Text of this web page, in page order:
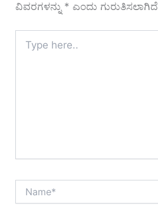
ವಿವರಗಳನ್ನು * ಎಂದು ಗುರುತಿಸಲಾಗಿದೆ
here..